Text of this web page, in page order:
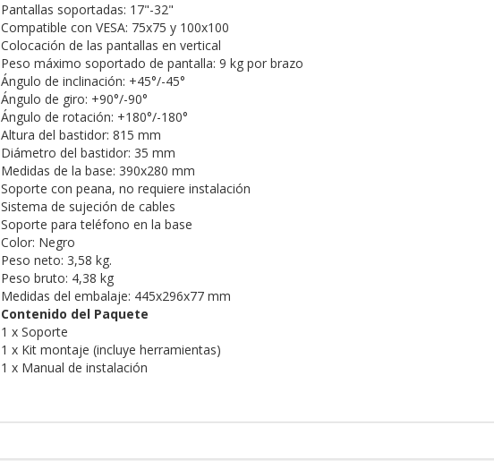
Pantallas soportadas: 17"-32"
Compatible con VESA: 75x75 y 100x100
Colocación de las pantallas en vertical
Peso máximo soportado de pantalla: 9 kg por brazo
Ángulo de inclinación: +45°/-45°
Ángulo de giro: +90°/-90°
Ángulo de rotación: +180°/-180°
Altura del bastidor: 815 mm
Diámetro del bastidor: 35 mm
Medidas de la base: 390x280 mm
Soporte con peana, no requiere instalación
Sistema de sujeción de cables
Soporte para teléfono en la base
Color: Negro
Peso neto: 3,58 kg.
Peso bruto: 4,38 kg
Medidas del embalaje: 445x296x77 mm
Contenido del Paquete
1 x Soporte
1 x Kit montaje (incluye herramientas)
1 x Manual de instalación